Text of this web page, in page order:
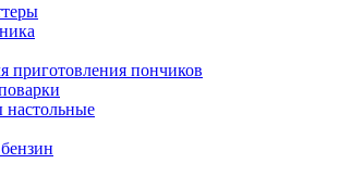
приготовления пончиков
настольные